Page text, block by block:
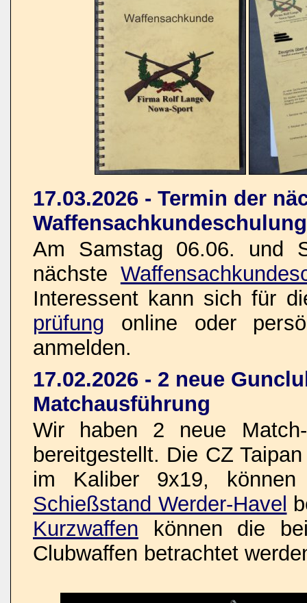
17.03.2026 - Termin der
Am Samstag 06.06. und
nächste
Interessent kann sich für
prüfung online oder
anmelden.
17.02.2026 - 2 neue
Matchausführung
Wir haben 2 neue
bereitgestellt. Die CZ
im Kaliber 9x19,
Schießstand Werder-Havel
Kurzwaffen können die
Clubwaffen betrachtet